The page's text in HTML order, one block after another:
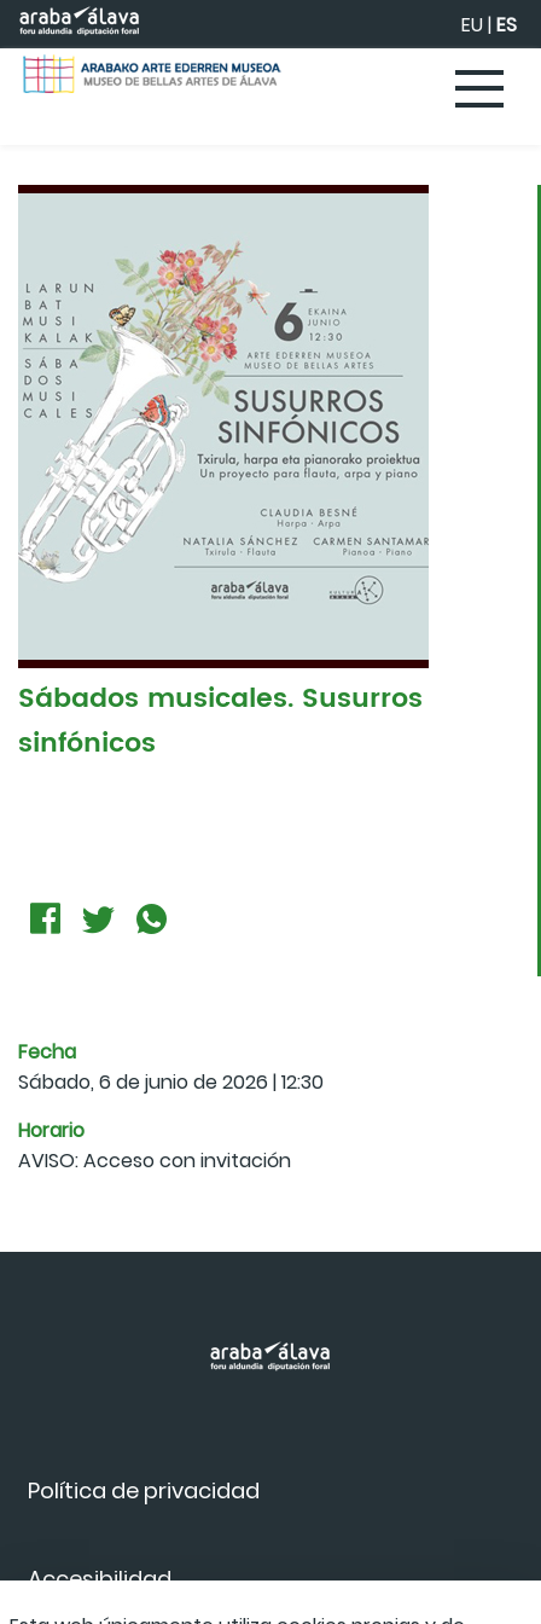
Saltar al contenido principal EU|ES
Sábados musicales. Susurros
sinfónicos
Fecha
Sábado, 6 de junio de 2026 | 12:30
Horario
AVISO: Acceso con invitación
Política de privacidad
Accesibilidad